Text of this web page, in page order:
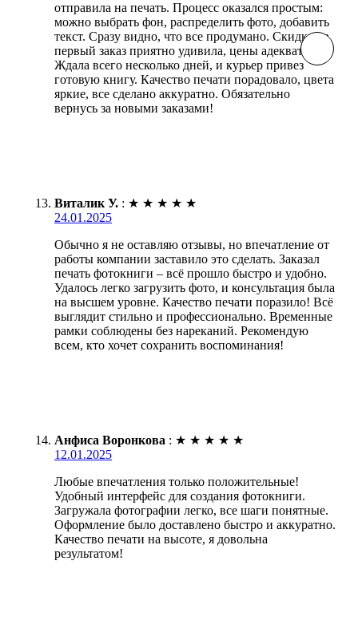
отправила на печать. Процесс оказался простым:
можно выбрать фон, распределить фото, добавить
текст. Сразу видно, что все продумано. Скидка на
первый заказ приятно удивила, цены адекватные.
Ждала всего несколько дней, и курьер привез
готовую книгу. Качество печати порадовало, цвета
яркие, все сделано аккуратно. Обязательно
вернусь за новыми заказами!
Виталик У. : ★ ★ ★ ★ ★
24.01.2025
Обычно я не оставляю отзывы, но впечатление от
работы компании заставило это сделать. Заказал
печать фотокниги – всё прошло быстро и удобно.
Удалось легко загрузить фото, и консультация была
на высшем уровне. Качество печати поразило! Всё
выглядит стильно и профессионально. Временные
рамки соблюдены без нареканий. Рекомендую
всем, кто хочет сохранить воспоминания!
Анфиса Воронкова : ★ ★ ★ ★ ★
12.01.2025
Любые впечатления только положительные!
Удобный интерфейс для создания фотокниги.
Загружала фотографии легко, все шаги понятные.
Оформление было доставлено быстро и аккуратно.
Качество печати на высоте, я довольна
результатом!